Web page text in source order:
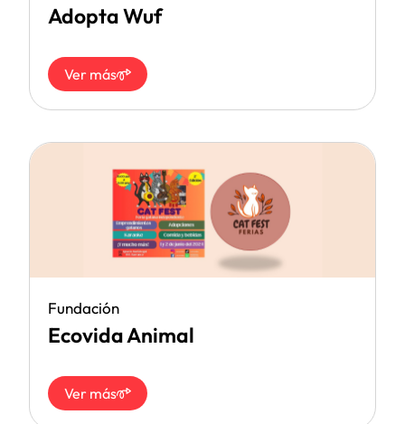
Adopta Wuf
Ver más
Fundación
Ecovida Animal
Ver más